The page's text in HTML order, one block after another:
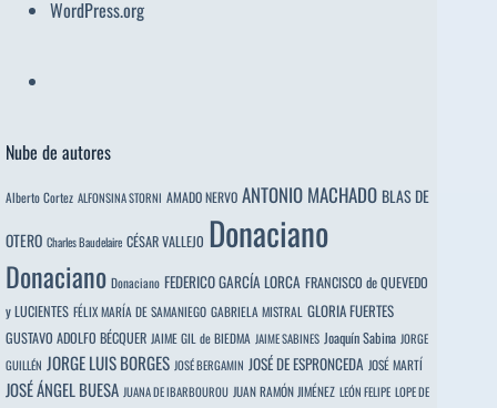
WordPress.org
Nube de autores
Alberto Cortez ALFONSINA STORNI AMADO NERVO ANTONIO MACHADO BLAS DE
OTERO Charles Baudelaire CÉSAR VALLEJO Donaciano
Donaciano Donaciano FEDERICO GARCÍA LORCA FRANCISCO de QUEVEDO
y LUCIENTES FÉLIX MARÍA DE SAMANIEGO GABRIELA MISTRAL GLORIA FUERTES
GUSTAVO ADOLFO BÉCQUER JAIME GIL de BIEDMA JAIME SABINES Joaquín Sabina JORGE
GUILLÉN JORGE LUIS BORGES JOSÉ BERGAMIN JOSÉ DE ESPRONCEDA JOSÉ MARTÍ
JOSÉ ÁNGEL BUESA JUANA DE IBARBOUROU JUAN RAMÓN JIMÉNEZ LEÓN FELIPE LOPE DE